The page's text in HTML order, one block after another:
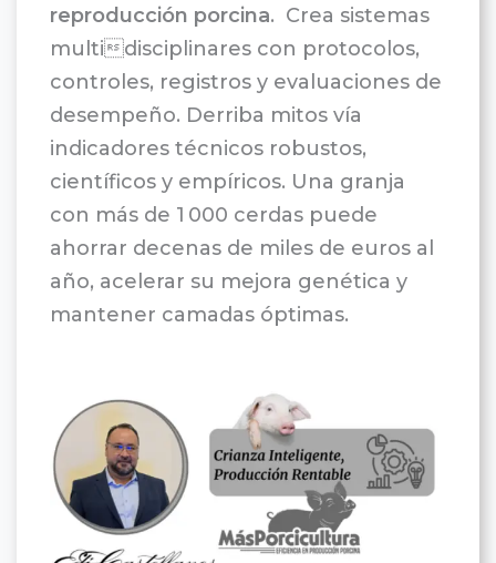
reproducción porcina. Crea sistemas
multidisciplinares con protocolos,
controles, registros y evaluaciones de
desempeño. Derriba mitos vía
indicadores técnicos robustos,
científicos y empíricos. Una granja
con más de 1 000 cerdas puede
ahorrar decenas de miles de euros al
año, acelerar su mejora genética y
mantener camadas óptimas.